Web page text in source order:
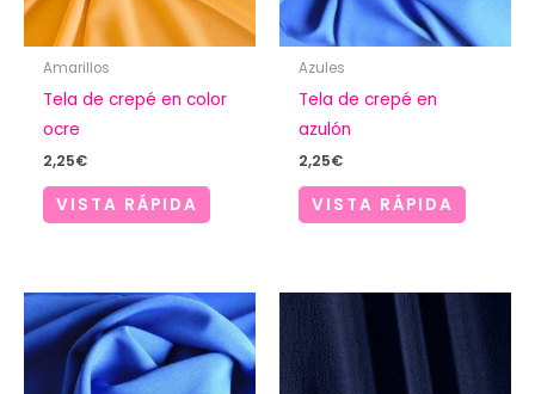
Amarillos
Tela de crepé en color
ocre
2,25€
VISTA RÁPIDA
Azules
Tela de crepé en
azulón
2,25€
VISTA RÁPIDA